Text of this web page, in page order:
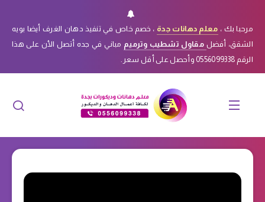
مرحبا بك ، معلم دهانات جدة ، خصم خاص في تنفيذ دهان الغرف أيضا بويه
الشقق، أفضل مقاول تشطيب وترميم مباني في جده أتصل الأن على هذا
الرقم 0556099338 وأحصل على أقل سعر.